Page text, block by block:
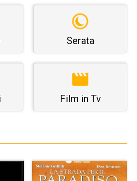
Serata
Film in Tv